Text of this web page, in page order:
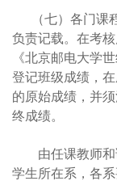
（七）各门
负责记载。在考
《北京邮电大学
登记班级成绩，
的原始成绩，并
终成绩。
由任课教师
学生所在系，各